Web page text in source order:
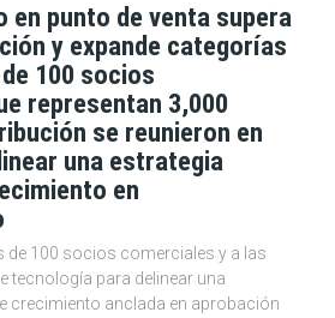
en punto de venta supera
y expande categorías
100 socios
representan 3,000
se reunieron en
una estrategia
en
de 100 socios comerciales y a las
tecnología para delinear una
crecimiento anclada en aprobación